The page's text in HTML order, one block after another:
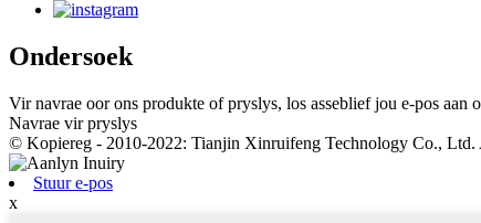
Ondersoek
Vir navrae oor ons produkte of pryslys, los asseblief jou e-pos aan
Navrae vir pryslys
© Kopiereg - 2010-2022: Tianjin Xinruifeng Technology Co., Ltd.
Stuur e-pos
x